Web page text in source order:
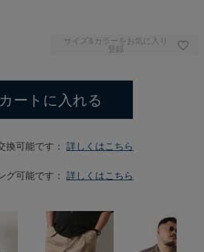
サイズ&カラーをお気に入り
登録
カートに入れる
換可能です： 詳しくはこちら
グ可能です： 詳しくはこちら